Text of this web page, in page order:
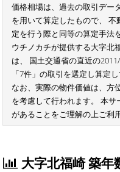
価格相場は、過去の取引デー
を用いて算定したもので、
定を行う際と同等の算定手法
ウチノカチが提供する大字北
は、 国土交通省の直近の
「7件」の取引を選定し算定し
なお、実際の物件価値は、方
を考慮して行われます。 本
があることをご理解の上ご利
大字北福崎 築